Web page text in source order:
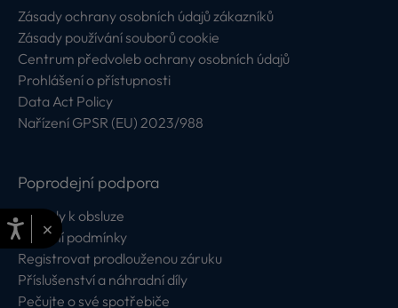
Zásady ochrany osobních údajů zákazníků
Zásady používání souborů cookie
Centrum předvoleb ochrany osobních údajů
Prohlášení o přístupnosti
Data Act Policy
Nařízení GPSR (EU) 2023/988
Poprodejní podpora
Návody k obsluze
Záruční podmínky
Registrovat prodlouženou záruku
Příslušenství a náhradní díly
Pečujte o své spotřebiče
×